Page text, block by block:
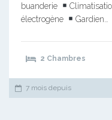
buanderie
électrogène
Gardien…
2 Chambres
7 mois depuis